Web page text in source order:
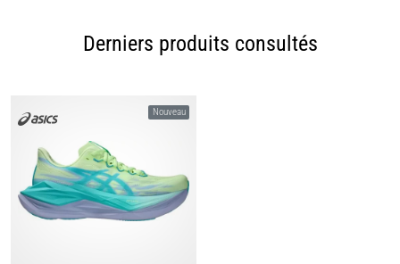
Derniers produits consultés
Nouveau